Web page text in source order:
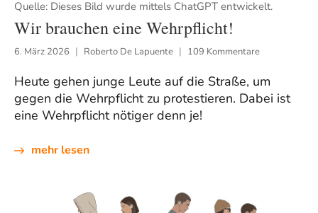
Quelle: Dieses Bild wurde mittels ChatGPT entwickelt.
Wir brauchen eine Wehrpflicht!
6. März 2026 Roberto De Lapuente 109 Kommentare
Heute gehen junge Leute auf die Straße, um
gegen die Wehrpflicht zu protestieren. Dabei ist
eine Wehrpflicht nötiger denn je!
mehr lesen